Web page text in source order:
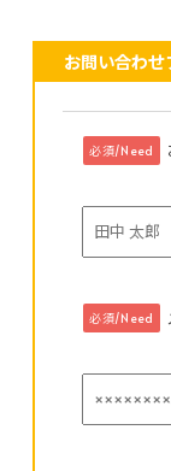
お問い合わせ
必須/Need
必須/Need